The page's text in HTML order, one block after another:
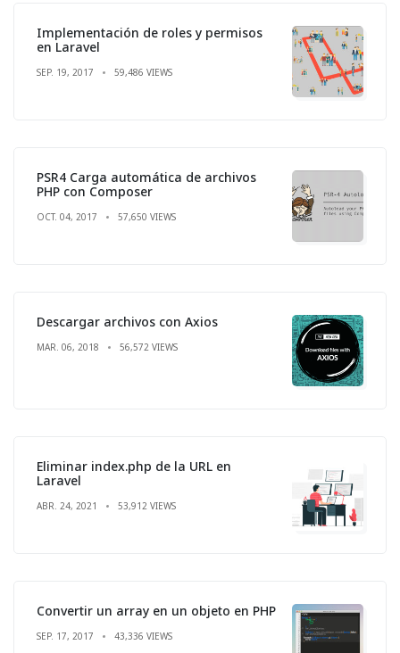
Implementación de roles y permisos
en Laravel
SEP. 19, 2017 59,486 VIEWS
PSR4 Carga automática de archivos
PHP con Composer
OCT. 04, 2017 57,650 VIEWS
Descargar archivos con Axios
MAR. 06, 2018 56,572 VIEWS
Eliminar index.php de la URL en
Laravel
ABR. 24, 2021 53,912 VIEWS
Convertir un array en un objeto en PHP
SEP. 17, 2017 43,336 VIEWS